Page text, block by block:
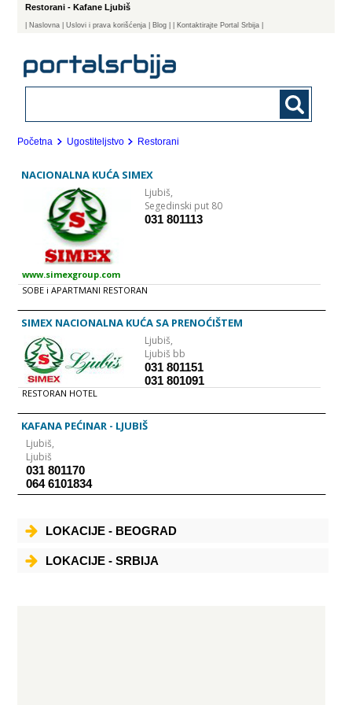
Restorani - Kafane Ljubiš
Naslovna | Uslovi i prava korišćenja Blog | Kontaktirajte Portal Srbija |
Početna Ugostiteljstvo Restorani
NACIONALNA KUĆA SIMEX
Ljubiš,
Segedinski put 80
031 801113
www.simexgroup.com
SOBE i APARTMANI RESTORAN
SIMEX NACIONALNA KUĆA SA PRENOĆIŠTEM
Ljubiš,
Ljubiš bb
031 801151
031 801091
RESTORAN HOTEL
KAFANA PEĆINAR - LJUBIŠ
Ljubiš,
Ljubiš
031 801170
064 6101834
LOKACIJE - BEOGRAD
LOKACIJE - SRBIJA